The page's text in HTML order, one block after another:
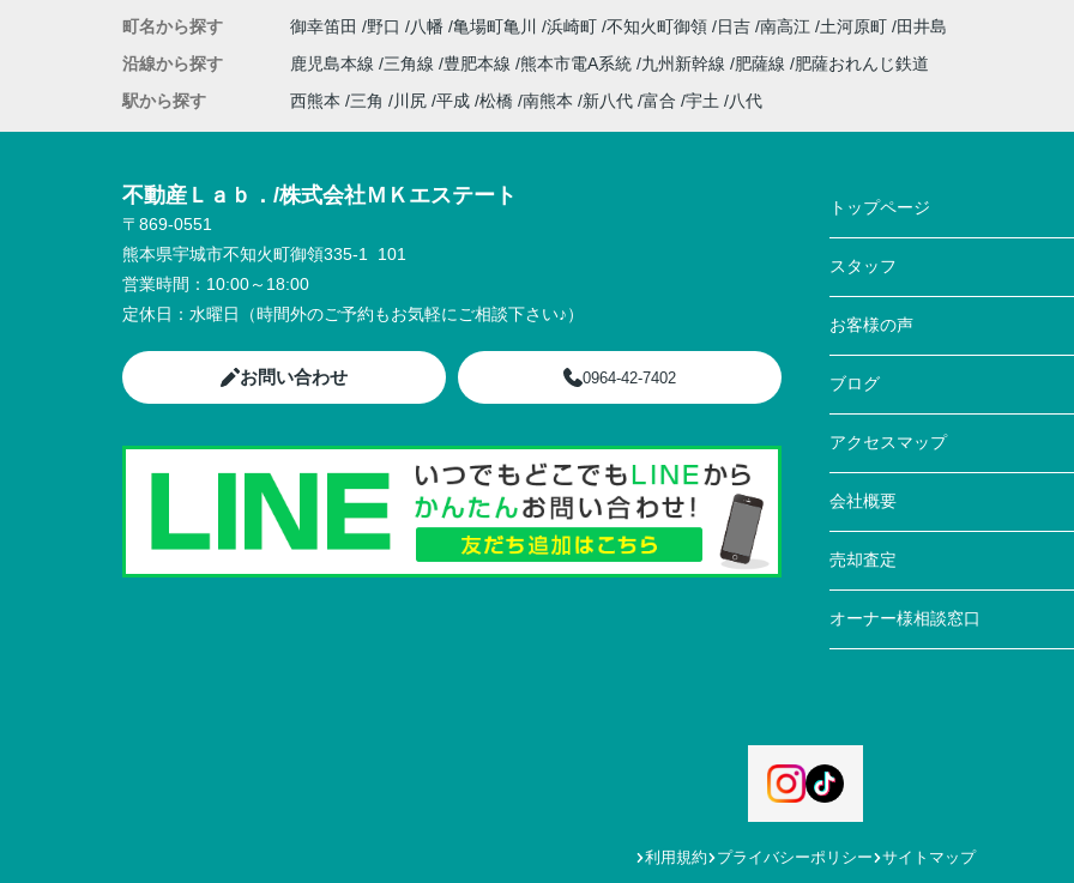
町名から探す
御幸笛田 野口 八幡 亀場町亀川 浜崎町 不知火町御領 日吉 南高江 土河原町
田井島
沿線から探す
鹿児島本線 三角線 豊肥本線 熊本市電A系統 九州新幹線 肥薩線
肥薩おれんじ鉄道
駅から探す
西熊本 三角 川尻 平成 松橋 南熊本 新八代 富合 宇土 八代
不動産Ｌａｂ．/株式会社ＭＫエステート
〒869-0551
熊本県宇城市不知火町御領335-1 101
営業時間： 10:00～18:00
定休日： 水曜日（時間外のご予約もお気軽にご相談下さい♪）
お問い合わせ 0964-42-7402
トップページ
スタッフ
お客様の声
ブログ
アクセスマップ
会社概要
売却査定
オーナー様相談窓口
利用規約 プライバシーポリシー サイトマップ